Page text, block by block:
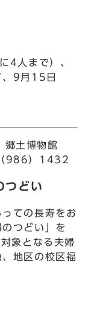
4人まで）、
、9月15日
土博物館
986）1432
つどい
ての長寿をお
つどい」を
象となる夫婦
地区の校区福